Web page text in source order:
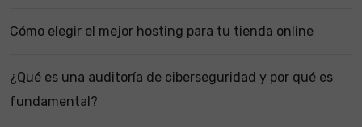
Cómo elegir el mejor hosting para tu tienda online
¿Qué es una auditoría de ciberseguridad y por qué es
fundamental?